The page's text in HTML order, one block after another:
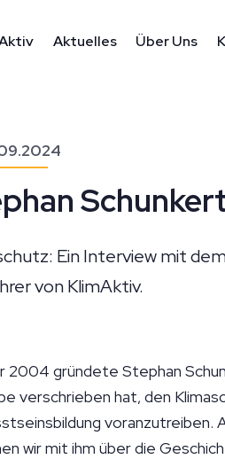
Aktuelles Über Uns
Ein Interview mit
von KlimAktiv.
2004 gründete Stephan
verschrieben hat, den
voranzutreiben.
wir mit ihm über die